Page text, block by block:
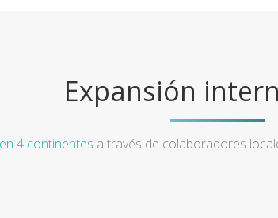
Expansión
4 continentes a través de colaboradores